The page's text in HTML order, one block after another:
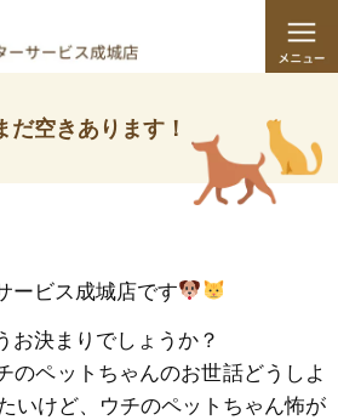
だ空きあります！
ービス成城店です
お決まりでしょうか？
のペットちゃんのお世話どうしよ
いけど、ウチのペットちゃん怖が